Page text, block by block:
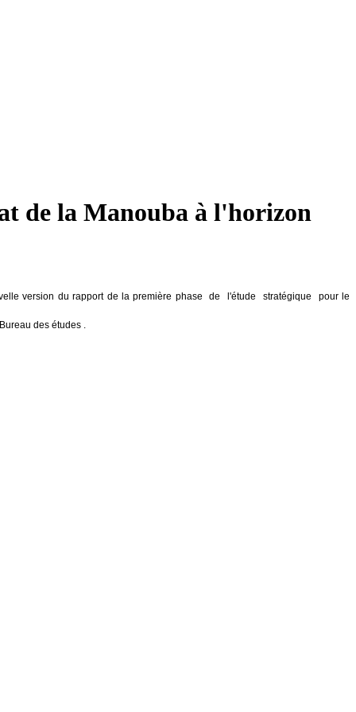
de la Manouba à l'horizon
version du rapport de la première phase de l'étude stratégique pour le
des études .